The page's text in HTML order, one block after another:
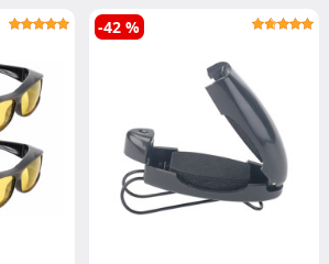
avec...
-42 %